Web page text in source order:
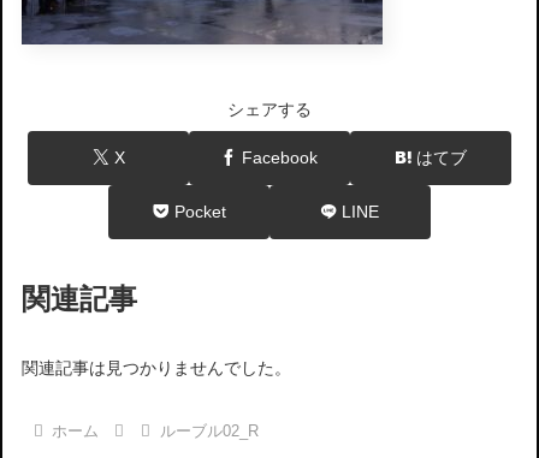
シェアする
X Facebook はてブ
Pocket LINE
関連記事
関連記事は見つかりませんでした。
ホーム ルーブル02_R